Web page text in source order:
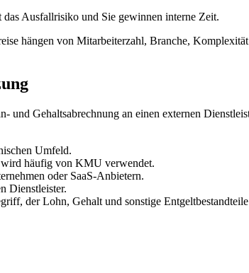
Ausfallrisiko und Sie gewinnen interne Zeit.
hängen von Mitarbeiterzahl, Branche,
Gehaltsabrechnung an einen externen
Umfeld.
wird häufig von KMU verwendet.
oder SaaS-Anbietern.
Dienstleister.
der Lohn, Gehalt und sonstige